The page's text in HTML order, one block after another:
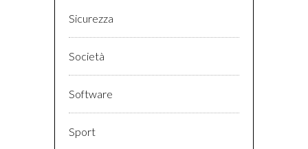
Sicurezza
Società
Software
Sport